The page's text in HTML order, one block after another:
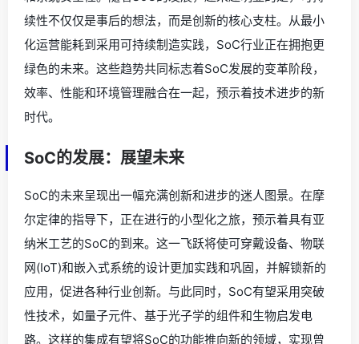
续性不仅仅是事后的想法，而是创新的核心支柱。从最小
化运营能耗到采用可持续制造实践，SoC行业正在拥抱更
绿色的未来。这些趋势共同标志着SoC发展的变革阶段，
效率、性能和环境管理融合在一起，预示着技术进步的新
时代。
SoC的发展：展望未来
SoC的未来呈现出一幅充满创新和进步的迷人图景。在摩
尔定律的指导下，正在进行的小型化之旅，预示着具有亚
纳米工艺的SoC的到来。这一飞跃将使可穿戴设备、物联
网(IoT)和嵌入式系统的设计更加实践和巩固，并解锁新的
应用，促进各种行业创新。与此同时，SoC有望采用突破
性技术，如量子元件、基于光子学的组件和生物启发电
路。这样的集成有望将SoC的功能推向新的领域，实现曾